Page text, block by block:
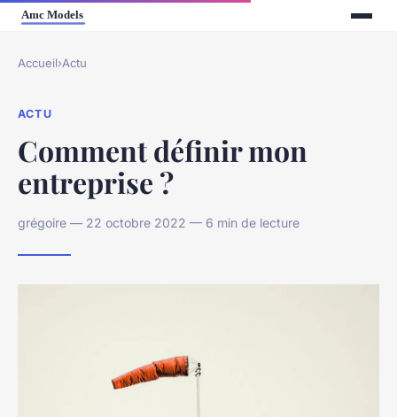
Accueil›Actu
ACTU
Comment définir mon
entreprise ?
grégoire — 22 octobre 2022 — 6 min de lecture